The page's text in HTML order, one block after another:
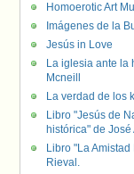
Homoerotic Art
Imágenes de la
Jesús in Love
La iglesia ante la
Mcneill
La verdad de los
Libro "Jesús de
histórica" de
Libro "La
Rieval.